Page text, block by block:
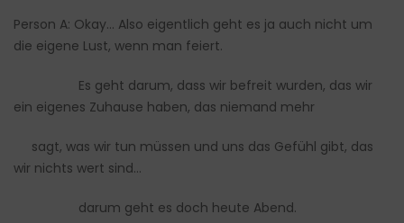
Person A: Okay… Also eigentlich geht es ja auch nicht um
die eigene Lust, wenn man feiert.
Es geht darum, dass wir befreit wurden, das wir
ein eigenes Zuhause haben, das niemand mehr
sagt, was wir tun müssen und uns das Gefühl gibt, das
wir nichts wert sind…
darum geht es doch heute Abend.